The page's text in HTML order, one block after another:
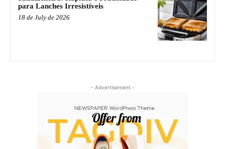
para Lanches Irresistíveis
18 de July de 2026
- Advertisement -